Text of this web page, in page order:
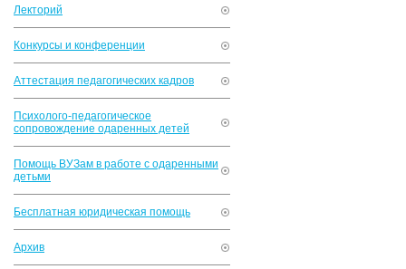
Лекторий
Конкурсы и конференции
Аттестация педагогических кадров
Психолого-педагогическое
сопровождение одаренных детей
Помощь ВУЗам в работе с одаренными
детьми
Бесплатная юридическая помощь
Архив